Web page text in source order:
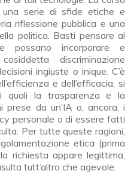
una serie di sfide etiche e
riflessione pubblica e una
politica. Basti pensare al
possano incorporare e
discriminazione
ingiuste o inique. C’è
e dell’efficacia, si
quali la trasparenza e la
prese da un’IA o, ancora, i
personale o di essere fatti
Per tutte queste ragioni,
etica (prima
richiesta appare legittima,
tutt’altro che agevole.